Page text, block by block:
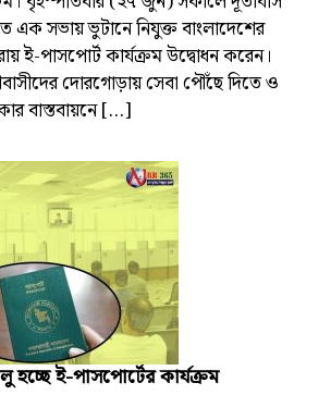
এক সভায় ভুটানে নিযুক্ত বাংলাদেশের
ই-পাসপোর্ট কার্যক্রম উদ্বোধন করেন।
দোরগোড়ায় সেবা পৌঁছে দিতে ও
বাস্তবায়নে […]
হচ্ছে ই-পাসপোর্টের কার্যক্রম